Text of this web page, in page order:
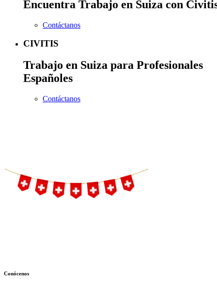
Encuentra Trabajo en Suiza con
Contáctanos
CIVITIS
Trabajo en Suiza para Profesionales
Españoles
Contáctanos
Conócenos